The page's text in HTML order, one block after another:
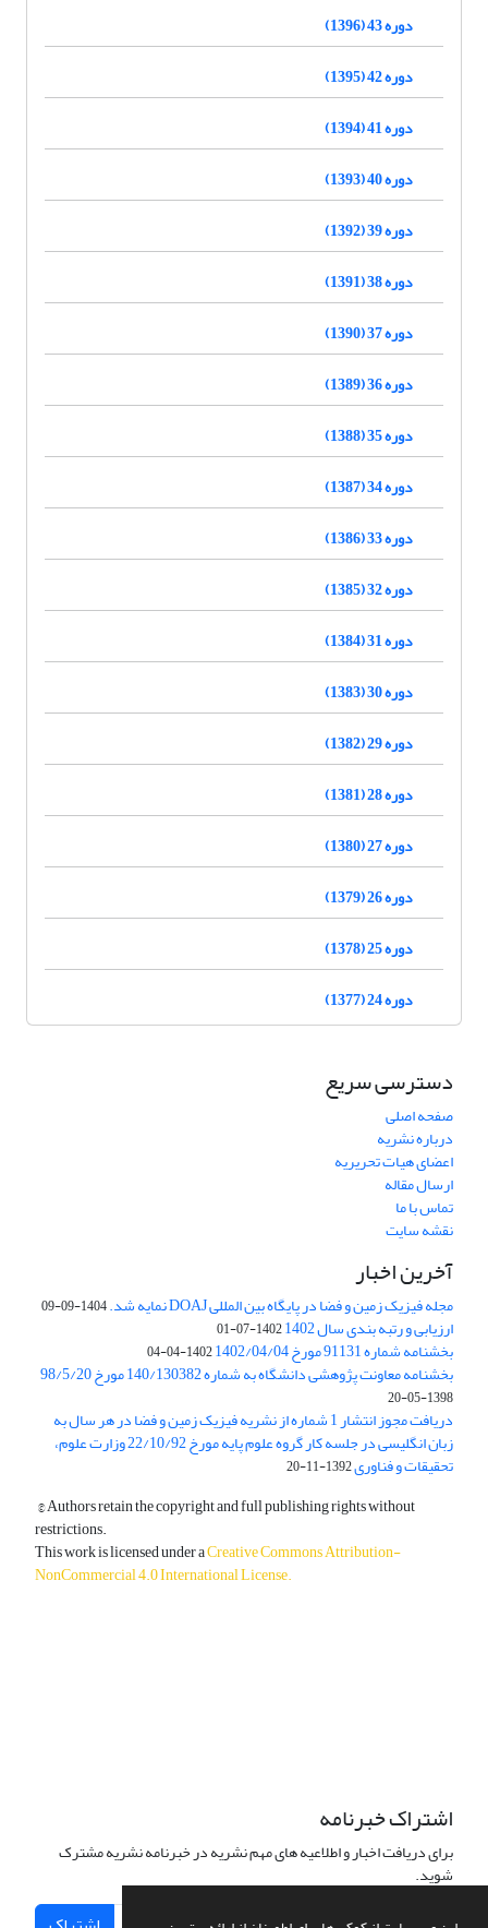
دوره 43 (1396)
دوره 42 (1395)
دوره 41 (1394)
دوره 40 (1393)
دوره 39 (1392)
دوره 38 (1391)
دوره 37 (1390)
دوره 36 (1389)
دوره 35 (1388)
دوره 34 (1387)
دوره 33 (1386)
دوره 32 (1385)
دوره 31 (1384)
دوره 30 (1383)
دوره 29 (1382)
دوره 28 (1381)
دوره 27 (1380)
دوره 26 (1379)
دوره 25 (1378)
دوره 24 (1377)
دسترسی سریع
صفحه اصلی
درباره نشریه
اعضای هیات تحریریه
ارسال مقاله
تماس با ما
نقشه سایت
آخرین اخبار
مجله فیزیک زمین و فضا در پایگاه بین المللی DOAJ نمایه شد. 1404-09-09
ارزیابی و رتبه بندی سال 1402 1402-07-01
بخشنامه شماره 91131 مورخ 1402/04/04 1402-04-04
بخشنامه معاونت پژوهشی دانشگاه به شماره 140/130382 مورخ 98/5/20
1398-05-20
دریافت مجوز انتشار 1 شماره از نشریه فیزیک زمین و فضا در هر سال به
زبان انگلیسی در جلسه کار گروه علوم پایه مورخ 22/10/92 وزارت علوم،
تحقیقات و فناوری1392-11-20
© Authors retain the copyright and full publishing rights without
restrictions.
This work is licensed under aCreative Commons Attribution-
NonCommercial 4.0 International License.
اشتراک خبرنامه
برای دریافت اخبار و اطلاعیه های مهم نشریه در خبرنامه نشریه مشترک
شوید.